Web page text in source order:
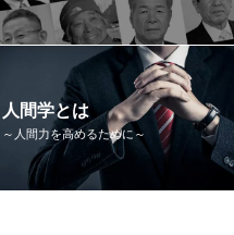
人間学とは
～人間力を高めるために～